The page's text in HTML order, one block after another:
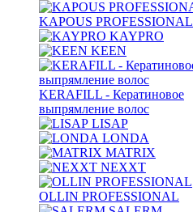
KAPOUS PROFESSIONAL
KAYPRO
KEEN
KERAFILL - Кератиновое
выпрямление волос
LISAP
LONDA
MATRIX
NEXXT
OLLIN PROFESSIONAL